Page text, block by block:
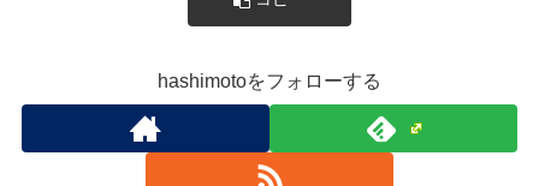
hashimotoをフォローする